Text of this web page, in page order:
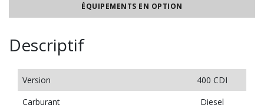
ÉQUIPEMENTS EN OPTION
Descriptif
Version
400 CDI
Carburant
Diesel